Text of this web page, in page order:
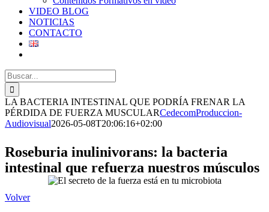
VIDEO BLOG
NOTICIAS
CONTACTO
Buscar:
LA BACTERIA INTESTINAL QUE PODRÍA FRENAR LA
PÉRDIDA DE FUERZA MUSCULARCedecomProduccion-
Audiovisual2026-05-08T20:06:16+02:00
Roseburia inulinivorans: la bacteria
intestinal que refuerza nuestros músculos
Volver